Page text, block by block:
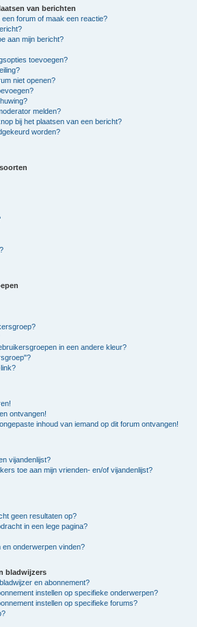
van berichten
forum of maak een reactie?
aan mijn bericht?
toevoegen?
niet openen?
melden?
bij het plaatsen van een bericht?
worden?
in een andere kleur?
ontvangen!
inhoud van iemand op dit forum ontvangen!
vijandenlijst?
toe aan mijn vrienden- en/of vijandenlijst?
geen resultaten op?
in een lege pagina?
en onderwerpen vinden?
bladwijzers
en abonnement?
instellen op specifieke onderwerpen?
instellen op specifieke forums?